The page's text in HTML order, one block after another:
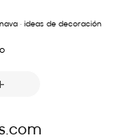
· ideas de decoración